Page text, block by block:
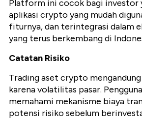
Platform ini cocok bagi investor
aplikasi crypto yang mudah
fiturnya, dan terintegrasi dalam
yang terus berkembang di
Catatan Risiko
Trading aset crypto
karena volatilitas pasar.
memahami mekanisme biaya
potensi risiko sebelum